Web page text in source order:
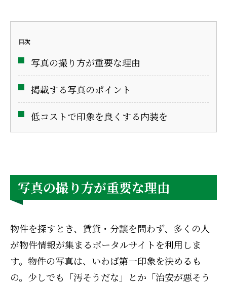
目次
写真の撮り方が重要な理由
掲載する写真のポイント
低コストで印象を良くする内装を
写真の撮り方が重要な理由
物件を探すとき、賃貸・分譲を問わず、多くの人
が物件情報が集まるポータルサイトを利用しま
す。物件の写真は、いわば第一印象を決めるも
の。少しでも「汚そうだな」とか「治安が悪そう